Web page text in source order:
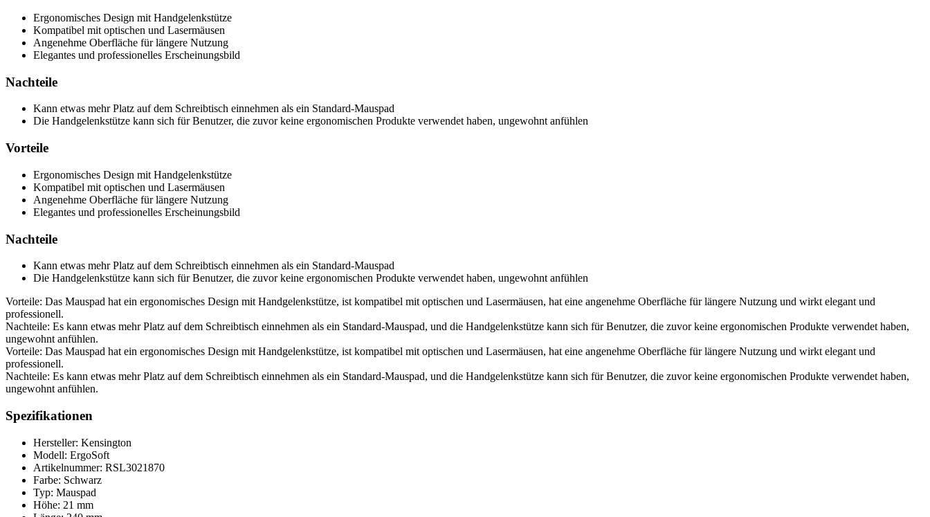
Ergonomisches Design mit Handgelenkstütze
Kompatibel mit optischen und Lasermäusen
Angenehme Oberfläche für längere Nutzung
Elegantes und professionelles Erscheinungsbild
Nachteile
Kann etwas mehr Platz auf dem Schreibtisch einnehmen als ein Standard-Mauspad
Die Handgelenkstütze kann sich für Benutzer, die zuvor keine ergonomischen Produkte verwendet haben, ungewohnt anfühlen
Vorteile
Ergonomisches Design mit Handgelenkstütze
Kompatibel mit optischen und Lasermäusen
Angenehme Oberfläche für längere Nutzung
Elegantes und professionelles Erscheinungsbild
Nachteile
Kann etwas mehr Platz auf dem Schreibtisch einnehmen als ein Standard-Mauspad
Die Handgelenkstütze kann sich für Benutzer, die zuvor keine ergonomischen Produkte verwendet haben, ungewohnt anfühlen
Vorteile: Das Mauspad hat ein ergonomisches Design mit Handgelenkstütze, ist kompatibel mit optischen und Lasermäusen, hat eine angenehme Oberfläche für längere Nutzung und wirkt elegant und
professionell.
Nachteile: Es kann etwas mehr Platz auf dem Schreibtisch einnehmen als ein Standard-Mauspad, und die Handgelenkstütze kann sich für Benutzer, die zuvor keine ergonomischen Produkte verwendet haben,
ungewohnt anfühlen.
Vorteile: Das Mauspad hat ein ergonomisches Design mit Handgelenkstütze, ist kompatibel mit optischen und Lasermäusen, hat eine angenehme Oberfläche für längere Nutzung und wirkt elegant und
professionell.
Nachteile: Es kann etwas mehr Platz auf dem Schreibtisch einnehmen als ein Standard-Mauspad, und die Handgelenkstütze kann sich für Benutzer, die zuvor keine ergonomischen Produkte verwendet haben,
ungewohnt anfühlen.
Spezifikationen
Hersteller: Kensington
Modell: ErgoSoft
Artikelnummer: RSL3021870
Farbe: Schwarz
Typ: Mauspad
Höhe: 21 mm